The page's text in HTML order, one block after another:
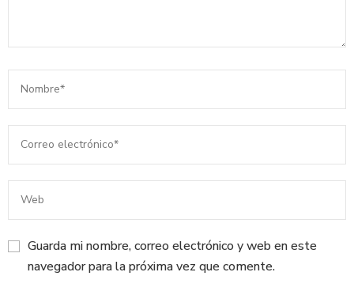
Guarda mi nombre, correo electrónico y web en este
navegador para la próxima vez que comente.